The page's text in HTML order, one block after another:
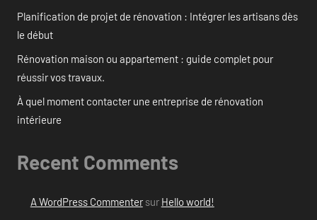
Planification de projet de rénovation : Intégrer les artisans dès
le début
Rénovation maison ou appartement : guide complet pour
réussir vos travaux.
À quel moment contacter une entreprise de rénovation
intérieure
Recent Comments
A WordPress Commentersur Hello world!